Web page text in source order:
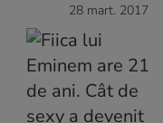
28 mart. 2017